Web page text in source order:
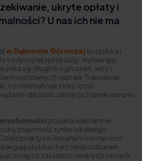
ukryte opłaty i
U nas ich nie ma
w Dąbrowie Górniczej to szybka i
tradycyjnej sprzedaży. Wybierając
unika się długich ogłoszeń, wizyt
i kosztownych napraw. Transakcje
co minimalizuje stres i czas
dla osób ceniących jasne warunki
posiada wieloletnie
znajomość rynku lokalnego
praktyce i lokalnym kontaktom
szybko i bez niespodzianek.
uczciwych zasadach i realnych cenach